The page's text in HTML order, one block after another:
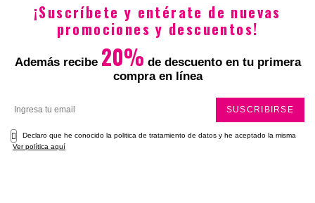
$69.900 $48.930
¡Suscríbete y entérate de nuevas
promociones y descuentos!
Además recibe 20% de descuento en tu primera
compra en línea
SUSCRIBIRSE
Declaro que he conocido la politica de tratamiento de datos y he aceptado la misma
Ver política aquí